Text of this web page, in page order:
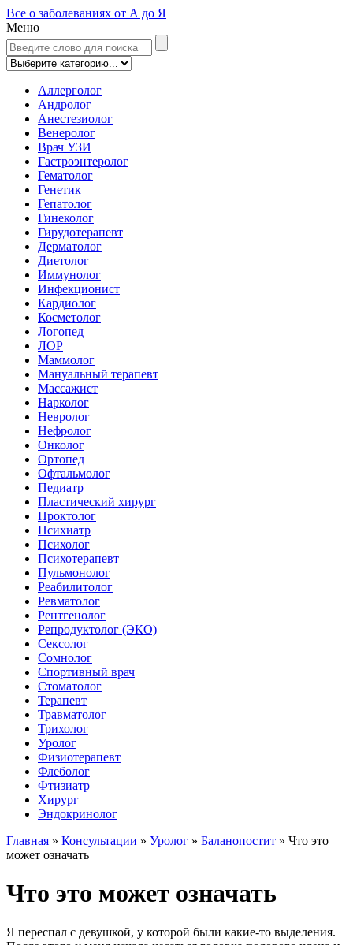
Все о заболеваниях от А до Я
Меню
Аллерголог
Андролог
Анестезиолог
Венеролог
Врач УЗИ
Гастроэнтеролог
Гематолог
Генетик
Гепатолог
Гинеколог
Гирудотерапевт
Дерматолог
Диетолог
Иммунолог
Инфекционист
Кардиолог
Косметолог
Логопед
ЛОР
Маммолог
Мануальный терапевт
Массажист
Нарколог
Невролог
Нефролог
Онколог
Ортопед
Офтальмолог
Педиатр
Пластический хирург
Проктолог
Психиатр
Психолог
Психотерапевт
Пульмонолог
Реабилитолог
Ревматолог
Рентгенолог
Репродуктолог (ЭКО)
Сексолог
Сомнолог
Спортивный врач
Стоматолог
Терапевт
Травматолог
Трихолог
Уролог
Физиотерапевт
Флеболог
Фтизиатр
Хирург
Эндокринолог
Главная » Консультации » Уролог » Баланопостит » Что это
может означать
Что это может означать
Я переспал с девушкой, у которой были какие-то выделения.